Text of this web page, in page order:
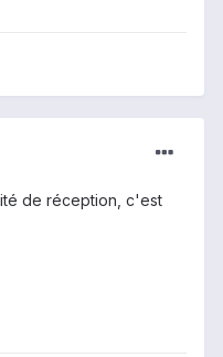
de réception, c'est